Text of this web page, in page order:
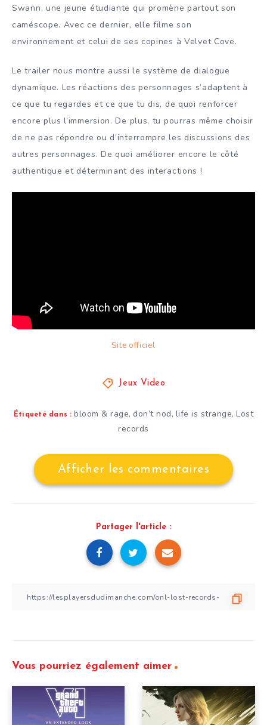
Swann, une jeune étudiante qui promène partout son
caméscope. Avec ce dernier, elle filme son
environnement et celui de ses copines à Velvet Cove.
Le trailer nous montre aussi le système de dialogue
dynamique. Les réactions des personnages s’adaptent à
ce que tu regardes et ce que tu dis, de quoi renforcer
encore plus l’immersion. De plus, tu pourras même choisir
de ne pas répondre ou d’interrompre les discussions des
autres personnages. De quoi améliorer encore le côté
authentique et déterminant des interactions !
Site officiel
Jeux Video
Étiqueté dans : bloom & rage, don’t nod, life is strange,Lost
records
Afficher les commentaires
Partager l'article :
Vous pourriez également aimer